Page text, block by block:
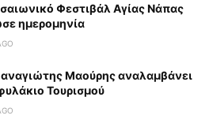
Φεστιβάλ Αγίας Νάπας
ημερομηνία
Μαούρης αναλαμβάνει
Τουρισμού